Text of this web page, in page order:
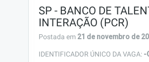
SP - BANCO DE
INTERAÇÃO (PCR)
Postada em 21 de novembro de
IDENTIFICADOR ÚNICO DA VAGA: -